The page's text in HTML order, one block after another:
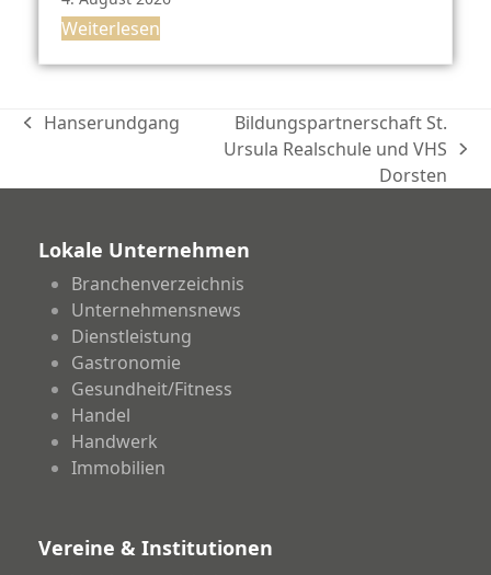
Weiterlesen
vorheriger
Hanserundgang
Nächster
Beitrag:
Bildungspartnerschaft St.
Ursula Realschule und VHS
Dorsten
Lokale Unternehmen
Branchenverzeichnis
Unternehmensnews
Dienstleistung
Gastronomie
Gesundheit/Fitness
Handel
Handwerk
Immobilien
Vereine & Institutionen